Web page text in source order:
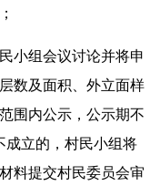
组会议讨论并将申
数及面积、外立面样
围内公示，公示期不
成立的，村民小组将
料提交村民委员会审